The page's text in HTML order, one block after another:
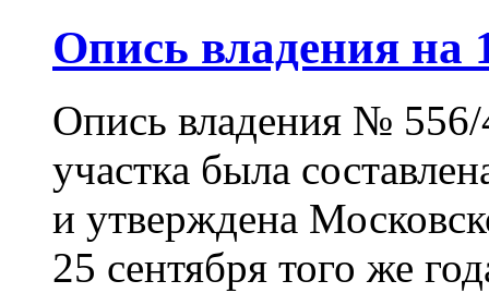
Опись владения на
Опись владения № 556/
участка была
и утверждена
25 сентября того же